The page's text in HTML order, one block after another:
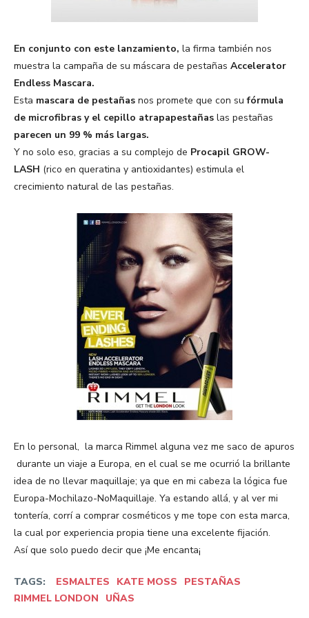
En conjunto con este lanzamiento, la firma también nos
muestra la campaña de su máscara de pestañas Accelerator
Endless Mascara.
Esta mascara de pestañas nos promete que con sufórmula
de microfibras y el cepillo atrapapestañas las pestañas
parecen un 99 % más largas.
Y no solo eso, gracias a su complejo de Procapil GROW-
LASH (rico en queratina y antioxidantes) estimula el
crecimiento natural de las pestañas.
En lo personal, la marca Rimmel alguna vez me saco de apuros
durante un viaje a Europa, en el cual se me ocurrió la brillante
idea de no llevar maquillaje; ya que en mi cabeza la lógica fue
Europa-Mochilazo-NoMaquillaje. Ya estando allá, y al ver mi
tontería, corrí a comprar cosméticos y me tope con esta marca,
la cual por experiencia propia tiene una excelente fijación.
Así que solo puedo decir que ¡Me encanta¡
TAGS: ESMALTES KATE MOSS
PESTAÑAS
RIMMEL LONDON
UÑAS